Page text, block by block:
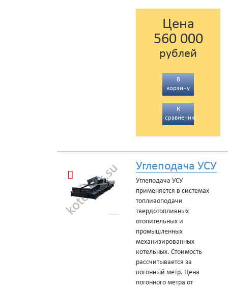
Цена
560 000
рублей
В
корзину
К
сравнению
Углеподача УСУ
Углеподача УСУ
применяется в системах
топливоподачи
твердотопливных
отопительных и
промышленных
механизированных
котельных. Стоимость
рассчитывается за
погонный метр. Цена
погонного метра от